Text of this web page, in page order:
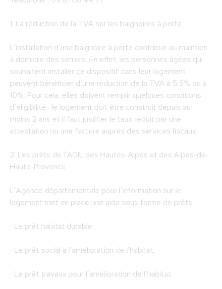
1. La réduction de la TVA sur les baignoires à porte
L’installation d’une baignoire à porte contribue au maintien
à domicile des seniors. En effet, les personnes âgées qui
souhaitent installer ce dispositif dans leur logement
peuvent bénéficier d’une réduction de la TVA à 5,5% ou à
10%. Pour cela, elles doivent remplir quelques conditions
d’éligibilité : le logement doit être construit depuis au
moins 2 ans et il faut justifier le taux réduit par une
attestation ou une facture auprès des services fiscaux.
2. Les prêts de l’ADIL des Hautes-Alpes et des Alpes-de-
Haute-Provence
L’Agence départementale pour l’information sur le
logement met en place une aide sous forme de prêts :
· Le prêt habitat durable:
· Le prêt social à l’amélioration de l’habitat:
· Le prêt travaux pour l’amélioration de l’habitat.